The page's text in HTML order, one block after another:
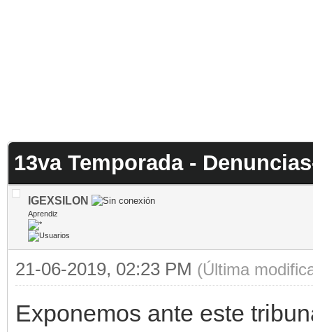
13va Temporada -
IGEXSILON
Aprendiz
21-06-2019, 02:23 PM (Última
Exponemos ante este